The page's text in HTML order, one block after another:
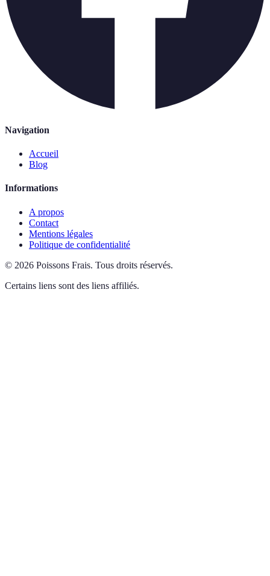
Navigation
Accueil
Blog
Informations
A propos
Contact
Mentions légales
Politique de confidentialité
© 2026 Poissons Frais. Tous droits réservés.
Certains liens sont des liens affiliés.